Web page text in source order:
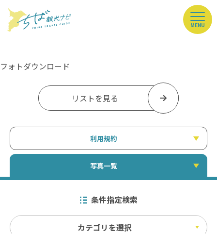
MENU
フォトダウンロード
リストを見る
利用規約
写真一覧
条件指定検索
カテゴリを選択